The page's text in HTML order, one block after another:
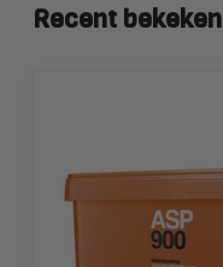
Recent bekeken